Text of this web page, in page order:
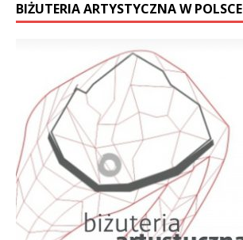
BIŻUTERIA ARTYSTYCZNA W POLSCE